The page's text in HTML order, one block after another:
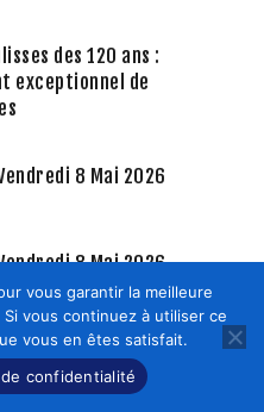
des 120 ans :
exceptionnel de
8 Mai 2026
8 Mai 2026
vous garantir la meilleure
vous continuez à utiliser ce
vous en êtes satisfait.
confidentialité